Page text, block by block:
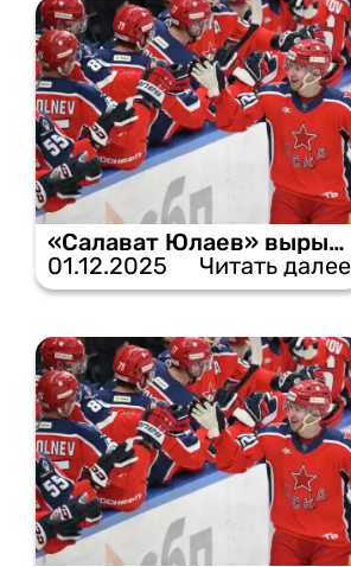
«Салават Юлаев» вырывает победу у ЦСКА в буллитах.
01.12.2025
Читать далее